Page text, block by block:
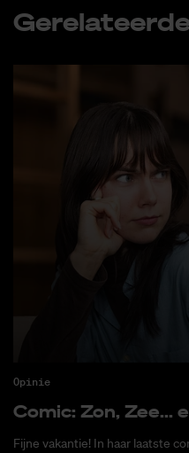
Opinie
Co­mic: Zon, Zee...
Fijne vakantie! In haar laatste